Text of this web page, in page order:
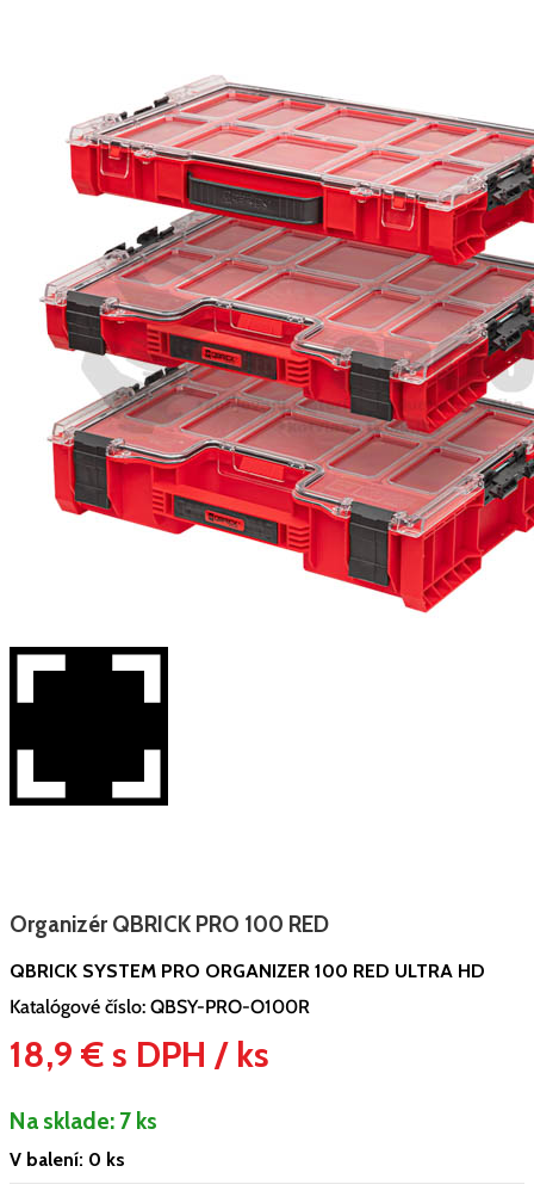
Organizér QBRICK PRO 100 RED
QBRICK SYSTEM PRO ORGANIZER 100 RED ULTRA HD
Katalógové číslo: QBSY-PRO-O100R
18,9 € s DPH / ks
Na sklade: 7 ks
V balení: 0 ks